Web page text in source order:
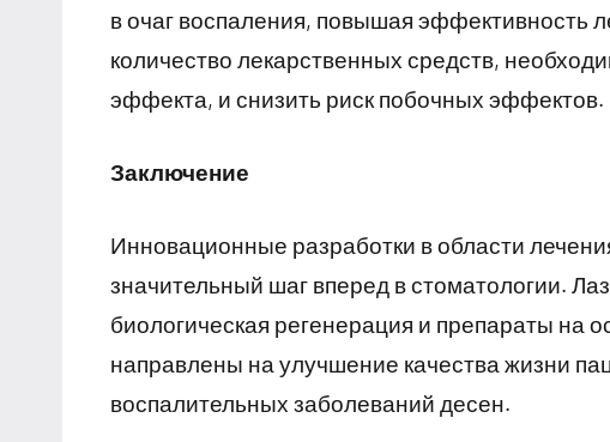
в очаг воспаления, повышая эффективность
количество лекарственных средств,
эффекта, и снизить риск побочных
Заключение
Инновационные разработки в области
значительный шаг вперед в стоматологии.
биологическая регенерация и препараты на
направлены на улучшение качества жизни
воспалительных заболеваний десен.